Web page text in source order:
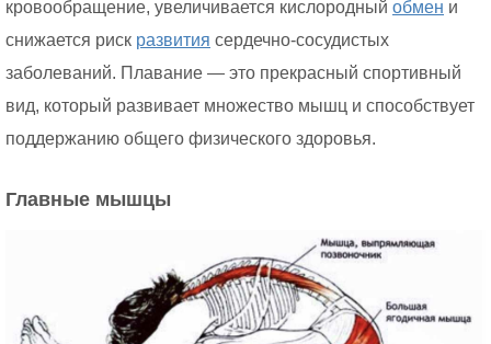
кровообращение, увеличивается кислородный обмен и
снижается риск развития сердечно-сосудистых
заболеваний. Плавание — это прекрасный спортивный
вид, который развивает множество мышц и способствует
поддержанию общего физического здоровья.
Главные мышцы